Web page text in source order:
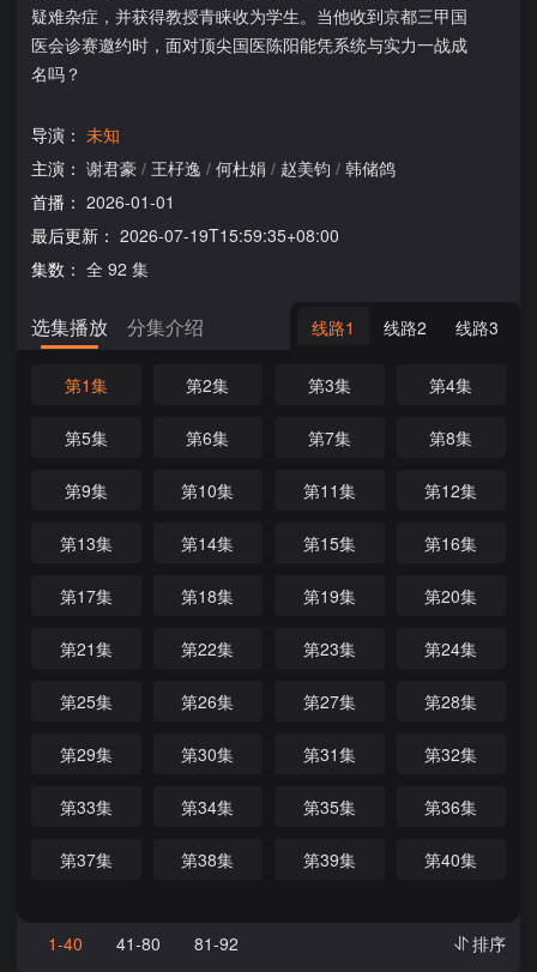
疑难杂症，并获得教授青睐收为学生。当他收到京都三甲国
医会诊赛邀约时，面对顶尖国医陈阳能凭系统与实力一战成
名吗？
导演： 未知
主演： 谢君豪 / 王杍逸 / 何杜娟 / 赵美钧 / 韩储鸽
首播： 2026-01-01
最后更新： 2026-07-19T15:59:35+08:00
集数： 全 92 集
选集播放 分集介绍 线路1 线路2 线路3
第1集 第2集 第3集 第4集
第5集 第6集 第7集 第8集
第9集 第10集 第11集 第12集
第13集 第14集 第15集 第16集
第17集 第18集 第19集 第20集
第21集 第22集 第23集 第24集
第25集 第26集 第27集 第28集
第29集 第30集 第31集 第32集
第33集 第34集 第35集 第36集
第37集 第38集 第39集 第40集
1-40 41-80 81-92 排序